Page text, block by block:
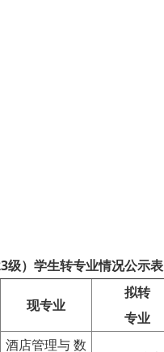
级）学生转专业情况公示表
现专业
拟转
专业
酒店管理与 数